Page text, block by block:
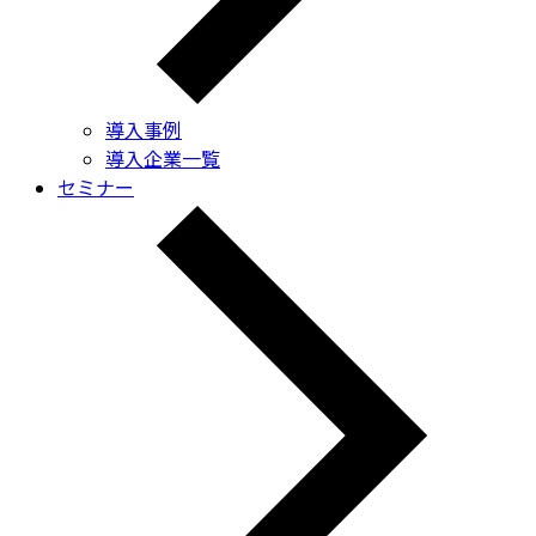
導入事例
導入企業一覧
セミナー